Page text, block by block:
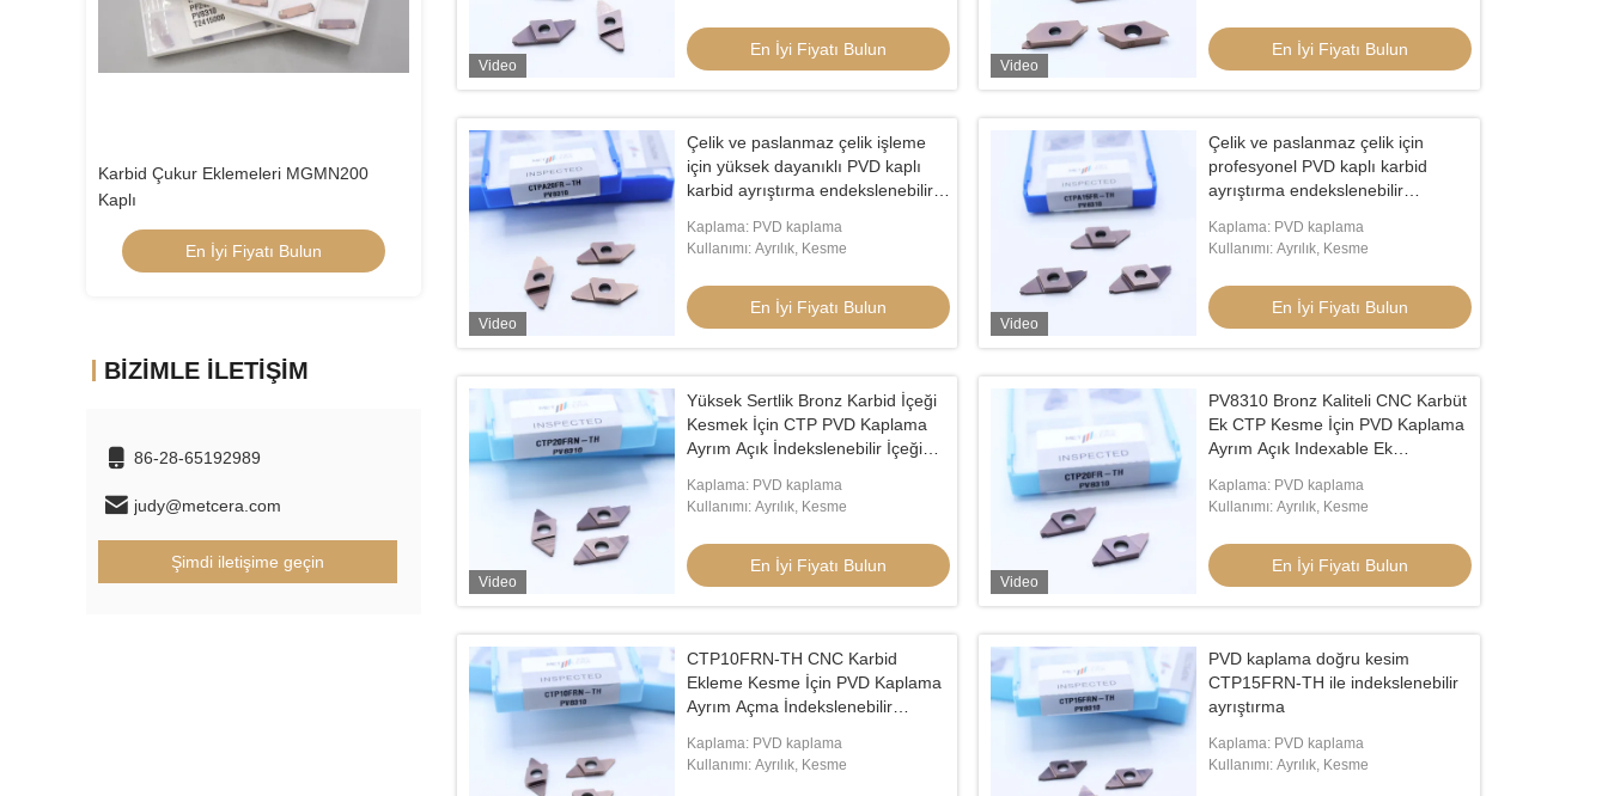
Bronz kaplamalı CTP12FRN-TH CNC
Karbid Ekleme
En İyi Fiyatı Bulun
Karbid Çukur Eklemeleri MGMN200
En İyi Fiyatı Bulun
Bronz kaplamalı CTP12FRN-TH CNC
Karbid Ekleme
En İyi Fiyatı Bulun
BIZIMLE İLETIŞIM
86-28-65192989
judy@metcera.com
Şimdi iletişime geçin
Video
En İyi Fiyatı Bulun
Video
En İyi Fiyatı Bulun
Video
Çelik ve paslanmaz çelik işleme
için yüksek dayanıklı PVD kaplı
karbid ayrıştırma endekslenebilir
Kaplama: PVD kaplama
Kullanımı: Ayrılık, Kesme
En İyi Fiyatı Bulun
Video
Çelik ve paslanmaz çelik için
profesyonel PVD kaplı karbid
ayrıştırma endekslenebilir
Kaplama: PVD kaplama
Kullanımı: Ayrılık, Kesme
En İyi Fiyatı Bulun
Video
Yüksek Sertlik Bronz Karbid İçeği
Kesmek İçin CTP PVD Kaplama
Ayrım Açık İndekslenebilir İçeği
Kaplama: PVD kaplama
Kullanımı: Ayrılık, Kesme
En İyi Fiyatı Bulun
Video
PV8310 Bronz Kaliteli CNC Karbüt
Ek CTP Kesme İçin PVD Kaplama
Ayrım Açık Indexable Ek
Kaplama: PVD kaplama
Kullanımı: Ayrılık, Kesme
En İyi Fiyatı Bulun
CTP10FRN-TH CNC Karbid
Ekleme Kesme İçin PVD Kaplama
Ayrım Açma İndekslenebilir
Sertliği CTP
Kaplama: PVD kaplama
Kullanımı: Ayrılık, Kesme
PVD kaplama doğru kesim
CTP15FRN-TH ile indekslenebilir
ayrıştırma
Kaplama: PVD kaplama
Kullanımı: Ayrılık, Kesme